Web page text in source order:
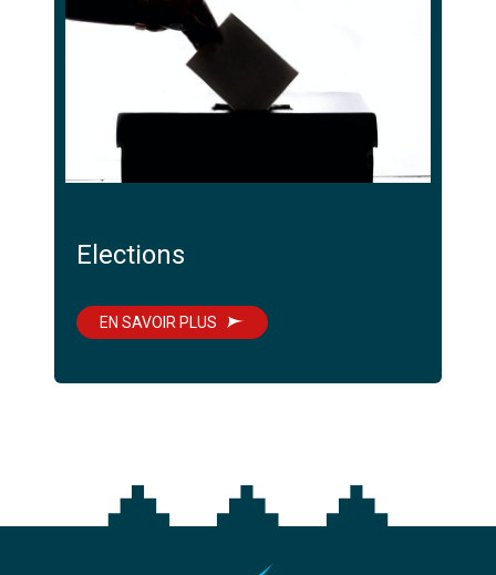
Elections
EN SAVOIR PLUS